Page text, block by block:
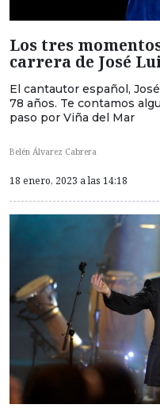
Los tres
carrera de José
El cantautor español,
78 años. Te contamos
paso por Viña del Mar
Belén Álvarez Cabrera
18 enero, 2023 a las 14:18